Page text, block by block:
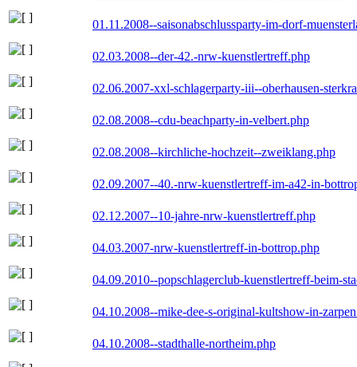
01.11.2008--saisonabschlussparty-im-dorf-
02.03.2008--der-42.-nrw-kuenstlertreff.php
02.06.2007-xxl-schlagerparty-iii--oberhausen-
02.08.2008--cdu-beachparty-in-velbert.php
02.08.2008--kirchliche-hochzeit--zweiklang.php
02.09.2007--40.-nrw-kuenstlertreff-im-a42-in-
02.12.2007--10-jahre-nrw-kuenstlertreff.php
04.03.2007-nrw-kuenstlertreff-in-bottrop.php
04.09.2010--popschlagerclub-kuenstlertreff-beim-
04.10.2008--mike-dee-s-original-kultshow-in-
04.10.2008--stadthalle-northeim.php